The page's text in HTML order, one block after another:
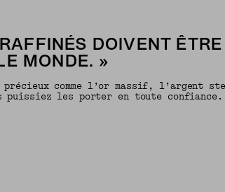
DOIVENT
MONDE. »
comme l’or massif, l’argent
puissiez les porter en toute confiance.